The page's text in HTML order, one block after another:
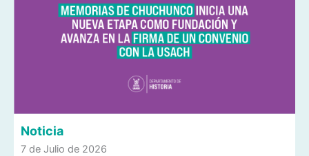
Noticia
7 de Julio de 2026